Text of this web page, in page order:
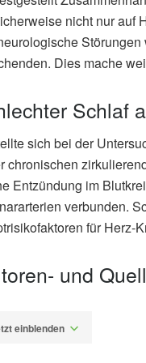
nicht nur auf
Dies mache
Schlaf
sich bei der
chronischen
Entzündung im
verbunden.
für Herz-
und
einblenden